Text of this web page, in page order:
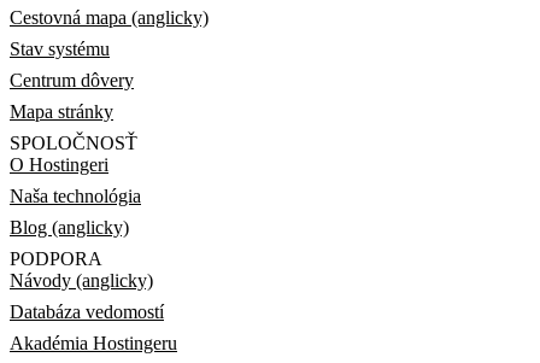
Cestovná mapa (anglicky)
Stav systému
Centrum dôvery
Mapa stránky
SPOLOČNOSŤ
O Hostingeri
Naša technológia
Blog (anglicky)
PODPORA
Návody (anglicky)
Databáza vedomostí
Akadémia Hostingeru